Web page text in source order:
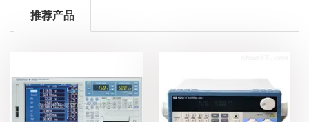
推荐产品